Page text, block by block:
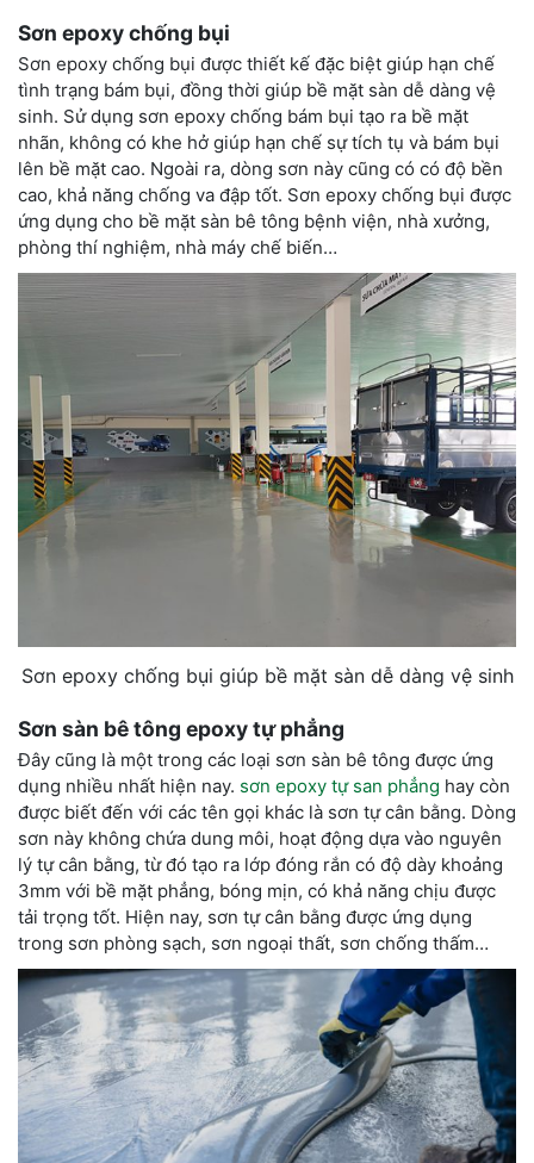
Sơn epoxy chống bụi
Sơn epoxy chống bụi được thiết kế đặc biệt giúp hạn chế
tình trạng bám bụi, đồng thời giúp bề mặt sàn dễ dàng vệ
sinh. Sử dụng sơn epoxy chống bám bụi tạo ra bề mặt
nhãn, không có khe hở giúp hạn chế sự tích tụ và bám bụi
lên bề mặt cao. Ngoài ra, dòng sơn này cũng có có độ bền
cao, khả năng chống va đập tốt. Sơn epoxy chống bụi được
ứng dụng cho bề mặt sàn bê tông bệnh viện, nhà xưởng,
phòng thí nghiệm, nhà máy chế biến…
Sơn epoxy chống bụi giúp bề mặt sàn dễ dàng vệ sinh
Sơn sàn bê tông epoxy tự phẳng
Đây cũng là một trong các loại sơn sàn bê tông được ứng
dụng nhiều nhất hiện nay. sơn epoxy tự san phẳng hay còn
được biết đến với các tên gọi khác là sơn tự cân bằng. Dòng
sơn này không chứa dung môi, hoạt động dựa vào nguyên
lý tự cân bằng, từ đó tạo ra lớp đóng rắn có độ dày khoảng
3mm với bề mặt phẳng, bóng mịn, có khả năng chịu được
tải trọng tốt. Hiện nay, sơn tự cân bằng được ứng dụng
trong sơn phòng sạch, sơn ngoại thất, sơn chống thấm…